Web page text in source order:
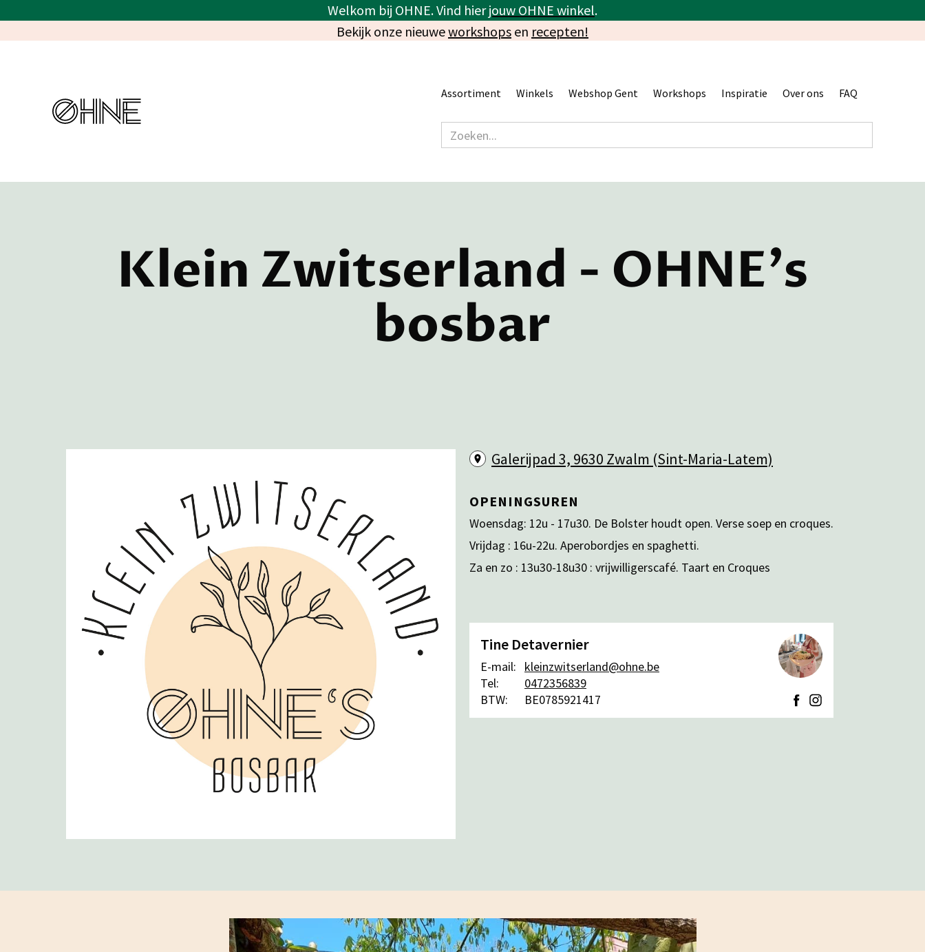
Welkom bij OHNE. Vind hierjouw OHNE winkel.
Bekijk onze nieuweworkshops en recepten!
Assortiment Winkels Webshop Gent Workshops Inspiratie Over ons FAQ
Klein Zwitserland - OHNE's
bosbar
Galerijpad 3, 9630 Zwalm (Sint-Maria-Latem)
OPENINGSUREN
Woensdag: 12u - 17u30. De Bolster houdt open. Verse soep en croques.
Vrijdag : 16u-22u. Aperobordjes en spaghetti.
Za en zo : 13u30-18u30 : vrijwilligerscafé. Taart en Croques
Tine Detavernier
E-mail:
kleinzwitserland@ohne.be
Tel:
0472356839
BTW:
BE0785921417